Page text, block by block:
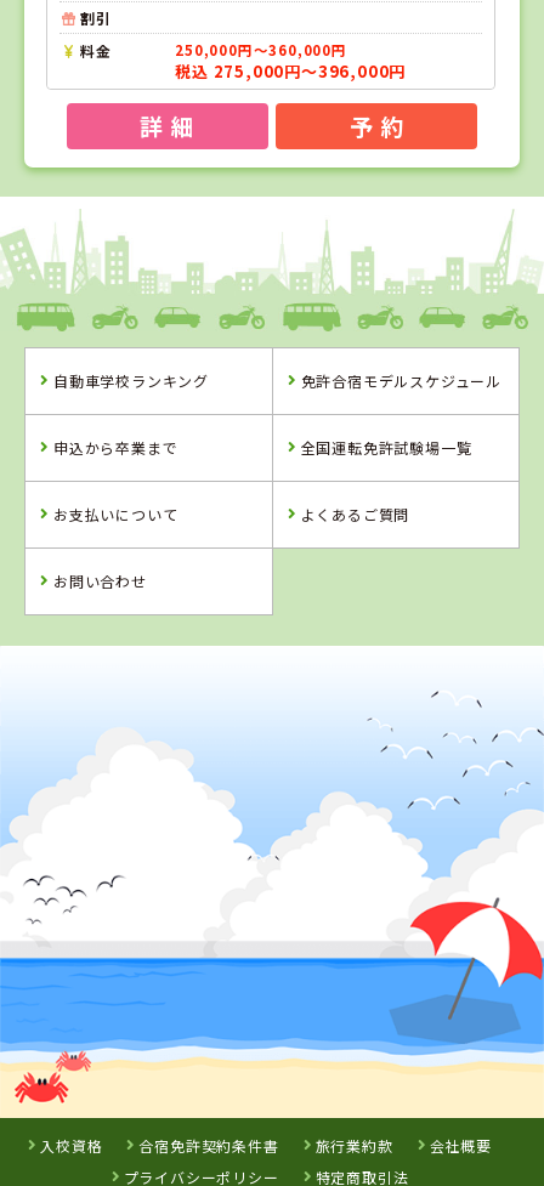
割引
料金
250,000円～360,000円
税込 275,000円～396,000円
詳 細 予 約
1
鳥取県
イナバ自動車学校
詳 細 予 約
詳 細 予 約
3位
高梁自動車学校
校
予 約
自動車学校ランキング 免許合宿モデルスケジュール
申込から卒業まで 全国運転免許試験場一覧
お支払いについて よくあるご質問
お問い合わせ
入校資格 合宿免許契約条件書 旅行業約款
会社概要
プライバシーポリシー
特定商取引法